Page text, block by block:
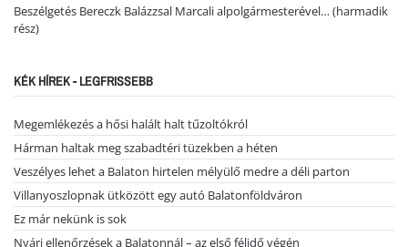
Beszélgetés Bereczk Balázzsal Marcali alpolgármesterével… (harmadik
rész)
KÉK HÍREK - LEGFRISSEBB
Megemlékezés a hősi halált halt tűzoltókról
Hárman haltak meg szabadtéri tüzekben a héten
Veszélyes lehet a Balaton hirtelen mélyülő medre a déli parton
Villanyoszlopnak ütközött egy autó Balatonföldváron
Ez már nekünk is sok
Nyári ellenőrzések a Balatonnál – az első félidő végén